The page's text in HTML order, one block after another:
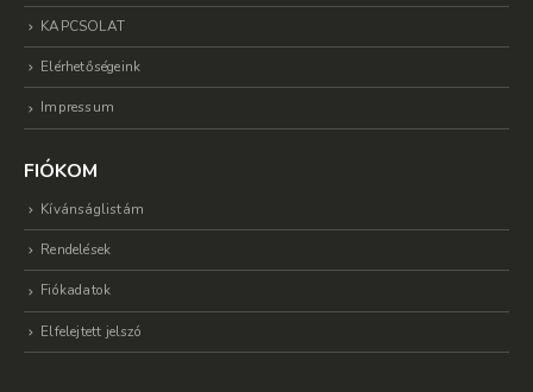
KAPCSOLAT
Elérhetőségeink
Impressum
FIÓKOM
Kívánságlistám
Rendelések
Fiókadatok
Elfelejtett jelszó